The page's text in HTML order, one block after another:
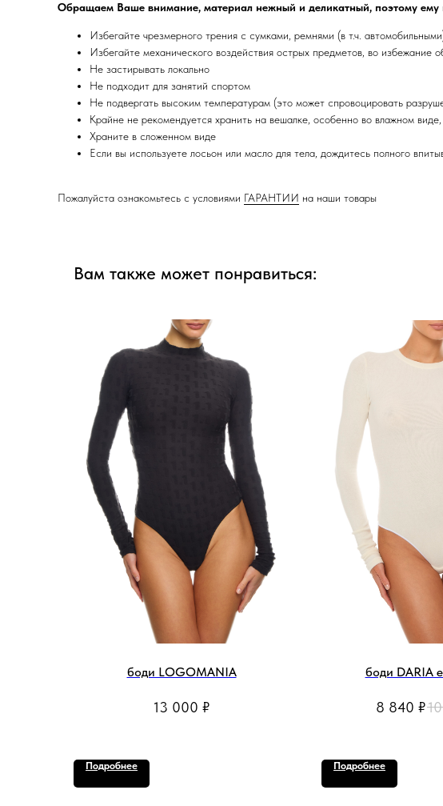
Обращаем Ваше внимание, материал нежный и деликатный, поэтому
Избегайте чрезмерного трения с сумками, ремнями (в т.ч.
Избегайте механического воздействия острых предметов, во избежание
Не застирывать локально
Не подходит для занятий спортом
Не подвергать высоким температурам (это может спровоцировать
Крайне не рекомендуется хранить на вешалке, особенно во влажном
Храните в сложенном виде
Если вы используете лосьон или масло для тела, дождитесь полного
Пожалуйста ознакомьтесь с условиями ГАРАНТИИ на наши товары
Вам также может понравиться:
боди LOGOMANIA
13 000 ₽
Подробнее
боди DARIA
8 840 ₽
Подробнее